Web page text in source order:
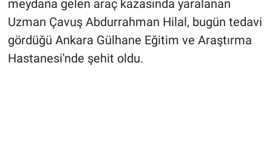
meydana gelen araç kazasında yaralanan
Uzman Çavuş Abdurrahman Hilal, bugün tedavi
gördüğü Ankara Gülhane Eğitim ve Araştırma
Hastanesi'nde şehit oldu.